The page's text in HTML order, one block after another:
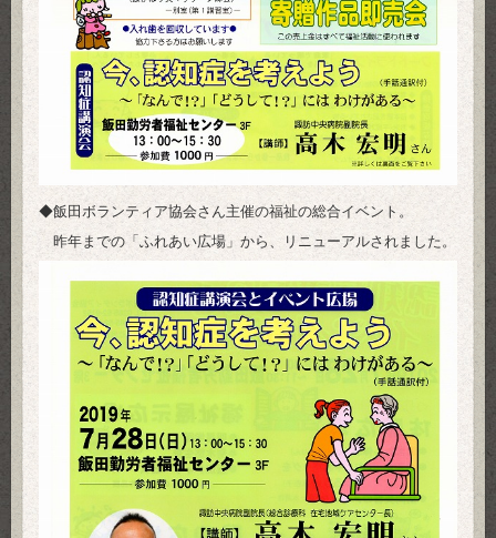
◆飯田ボランティア協会さん主催の福祉の総合イベント。
昨年までの「ふれあい広場」から、リニューアルされました。